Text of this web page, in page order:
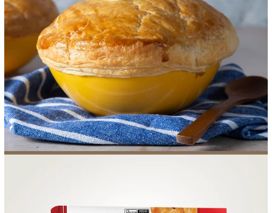
ONDE COMPRAR LOJAS AROSA
DISTRIBUIDORES E
REPRESENTANTES
FOOD SERVICE EMPRESA AGENDA DE CURSOS
INVERNO